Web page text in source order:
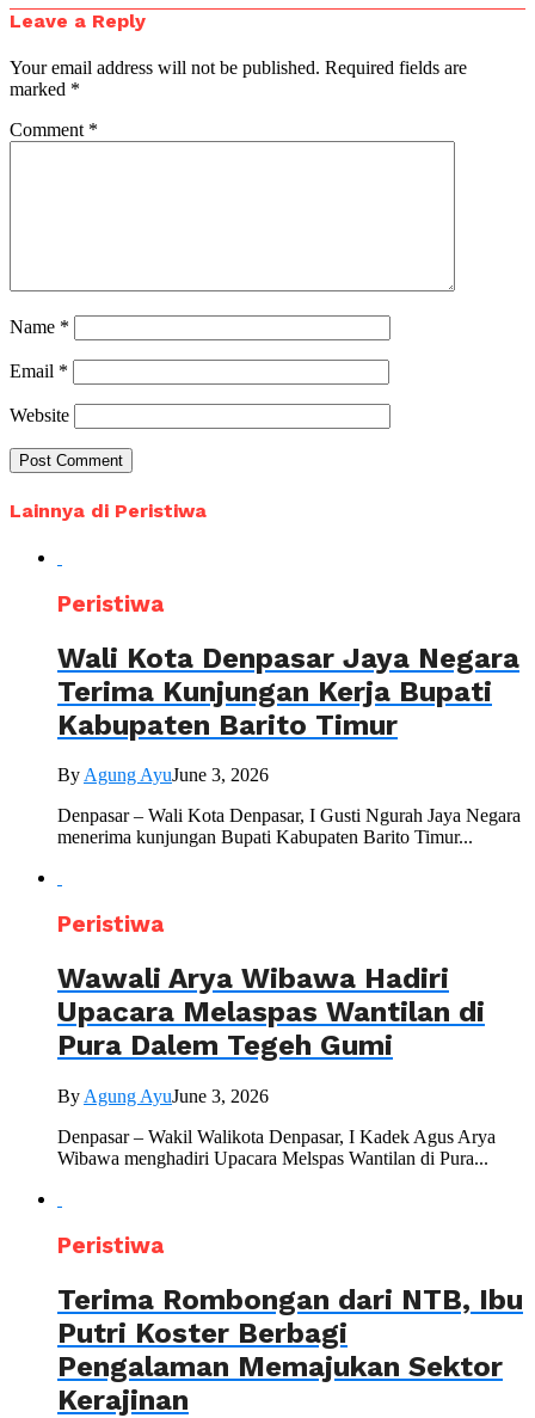
Leave a Reply
Your email address will not be published. Required fields are
marked *
Comment *
Name *
Email *
Website
Lainnya di Peristiwa
Peristiwa
Wali Kota Denpasar Jaya Negara
Terima Kunjungan Kerja Bupati
Kabupaten Barito Timur
ByAgung AyuJune 3, 2026
Denpasar – Wali Kota Denpasar, I Gusti Ngurah Jaya Negara
menerima kunjungan Bupati Kabupaten Barito Timur...
Peristiwa
Wawali Arya Wibawa Hadiri
Upacara Melaspas Wantilan di
Pura Dalem Tegeh Gumi
By Agung AyuJune 3, 2026
Denpasar – Wakil Walikota Denpasar, I Kadek Agus Arya
Wibawa menghadiri Upacara Melspas Wantilan di Pura...
Peristiwa
Terima Rombongan dari NTB, Ibu
Putri Koster Berbagi
Pengalaman Memajukan Sektor
Kerajinan